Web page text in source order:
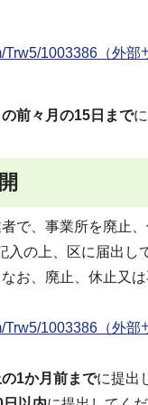
1003386（外部
前々月の15日まで
で、事業所を廃止、
入の上、区に届出し
お、廃止、休止又
1003386（外部
1か月前までに提出